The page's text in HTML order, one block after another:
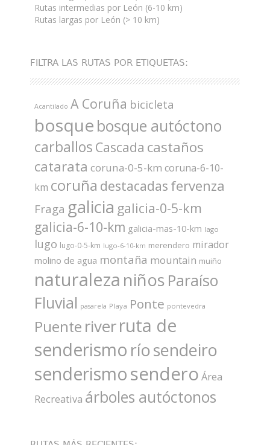
Rutas intermedias por León (6-10 km)
Rutas largas por León (> 10 km)
FILTRA LAS RUTAS POR ETIQUETAS:
Acantilado A Coruña bicicleta
bosque bosque autóctono
carballos Cascada castaños
catarata coruna-0-5-km coruna-6-10-
km coruña destacadas fervenza
Fraga galicia galicia-0-5-km
galicia-6-10-km galicia-mas-10-km lago
lugo lugo-0-5-km lugo-6-10-km merendero mirador
molino de agua montaña mountain muiño
naturaleza niños Paraíso
Fluvial pasarela Playa Ponte pontevedra
Puente riverruta de
senderismo ríosendeiro
senderismosendero Área
Recreativa árboles autóctonos